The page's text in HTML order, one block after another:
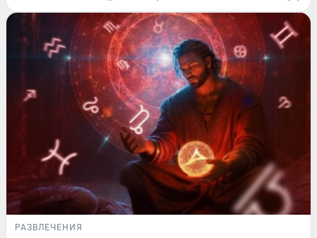
РАЗВЛЕЧЕНИЯ